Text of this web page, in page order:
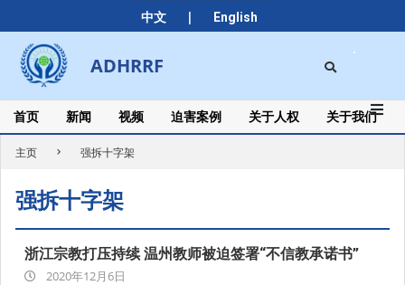
中文 | English
to
content
ADHRRF
Secondary
Navigation
Menu
首页 新闻 视频 迫害案例 关于人权 关于我们
主页 强拆十字架
强拆十字架
浙江宗教打压持续 温州教师被迫签署“不信教承诺书”
2020-2020年12月6日